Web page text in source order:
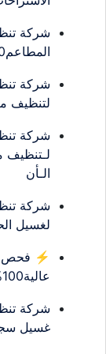
المطاعم100%من الأرضية إلى المداخن
لتنظيف
الـأن
لغسيل الحوش
⚡ فحص
عالية100% أمان منزلك يبدأ من كابلاتك
غسيل سجاد